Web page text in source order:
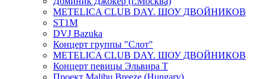
METELICA CLUB DAY. ШОУ ДВОЙНИКОВ
ST1M
DVJ Bazuka
Концерт группы "Слот"
METELICA CLUB DAY. ШОУ ДВОЙНИКОВ
Концерт певицы Эльвира Т
Проект Malibu Breeze (Hungary)